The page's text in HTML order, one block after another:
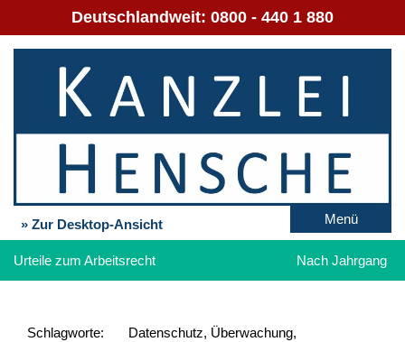
Deutschlandweit: 0800 - 440 1 880
» Zur Desktop-Ansicht Menü
Urteile zum Arbeitsrecht Nach Jahrgang
Schlag­worte:
Datenschutz, Überwachung,